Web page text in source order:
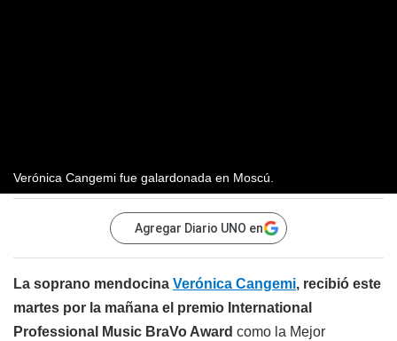
Verónica Cangemi fue galardonada en Moscú.
Agregar Diario UNO en
La soprano mendocina Verónica Cangemi, recibió este
martes por la mañana el premio International
Professional Music BraVo Award como la Mejor